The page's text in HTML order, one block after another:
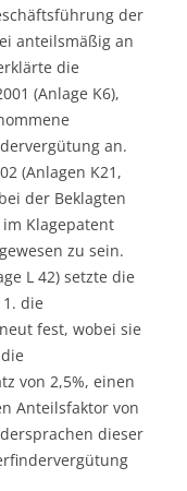
der
anteilsmäßig an
die
(Anlage K6),
an.
(Anlagen K21,
der Beklagten
Klagepatent
zu sein.
L 42) setzte die
die
fest, wobei sie
von 2,5%, einen
Anteilsfaktor von
dieser